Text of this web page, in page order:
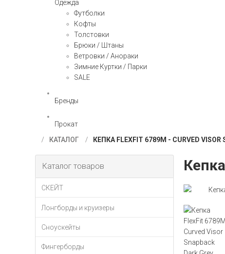
Одежда
Футболки
Кофты
Толстовки
Брюки / Штаны
Ветровки / Анораки
Зимние Куртки / Парки
SALE
Бренды
Прокат
КАТАЛОГ
КЕПКА FLEXFIT 6789M - CURVED VISOR
Каталог товаров
СКЕЙТ
Лонгборды и круизеры
Сноускейты
Фингерборды